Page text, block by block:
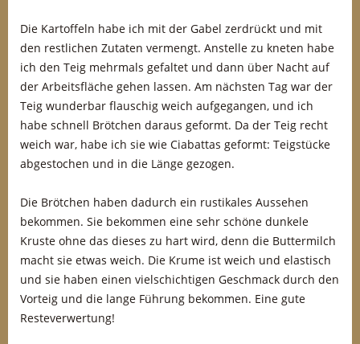
Die Kartoffeln habe ich mit der Gabel zerdrückt und mit
den restlichen Zutaten vermengt. Anstelle zu kneten habe
ich den Teig mehrmals gefaltet und dann über Nacht auf
der Arbeitsfläche gehen lassen. Am nächsten Tag war der
Teig wunderbar flauschig weich aufgegangen, und ich
habe schnell Brötchen daraus geformt. Da der Teig recht
weich war, habe ich sie wie Ciabattas geformt: Teigstücke
abgestochen und in die Länge gezogen.
Die Brötchen haben dadurch ein rustikales Aussehen
bekommen. Sie bekommen eine sehr schöne dunkele
Kruste ohne das dieses zu hart wird, denn die Buttermilch
macht sie etwas weich. Die Krume ist weich und elastisch
und sie haben einen vielschichtigen Geschmack durch den
Vorteig und die lange Führung bekommen. Eine gute
Resteverwertung!